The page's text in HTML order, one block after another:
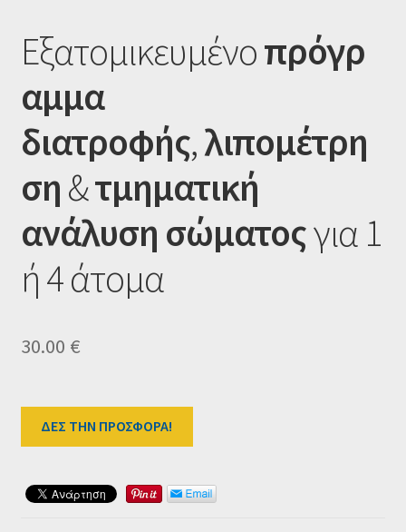
HOME
Εξατομικευμένοπρόγρ
αμμα
διατροφής,λιπομέτρη
ση&τμηματική
ανάλυση σώματοςγια 1
ή 4 άτομα
30.00 €
ΔΕΣ ΤΗΝ ΠΡΟΣΦΟΡΑ!